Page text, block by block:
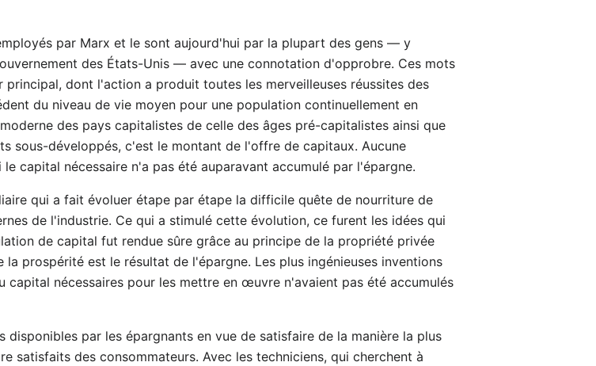
par Marx et le sont aujourd'hui par la plupart des gens — y
des États-Unis — avec une connotation d'opprobre. Ces mots
dont l'action a produit toutes les merveilleuses réussites des
du niveau de vie moyen pour une population continuellement en
des pays capitalistes de celle des âges pré-capitalistes ainsi que
sous-développés, c'est le montant de l'offre de capitaux. Aucune
capital nécessaire n'a pas été auparavant accumulé par l'épargne.
qui a fait évoluer étape par étape la difficile quête de nourriture de
de l'industrie. Ce qui a stimulé cette évolution, ce furent les idées qui
de capital fut rendue sûre grâce au principe de la propriété privée
prospérité est le résultat de l'épargne. Les plus ingénieuses inventions
capital nécessaires pour les mettre en œuvre n'avaient pas été accumulés
par les épargnants en vue de satisfaire de la manière la plus
satisfaits des consommateurs. Avec les techniciens, qui cherchent à